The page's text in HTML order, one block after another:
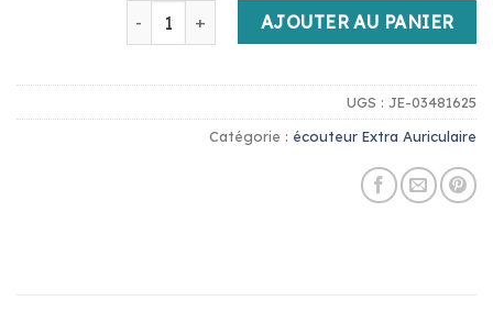
quantité de écouteur extra auriculaire
AJOUTER AU PANIER
UGS : JE-03481625
Catégorie : écouteur Extra Auriculaire